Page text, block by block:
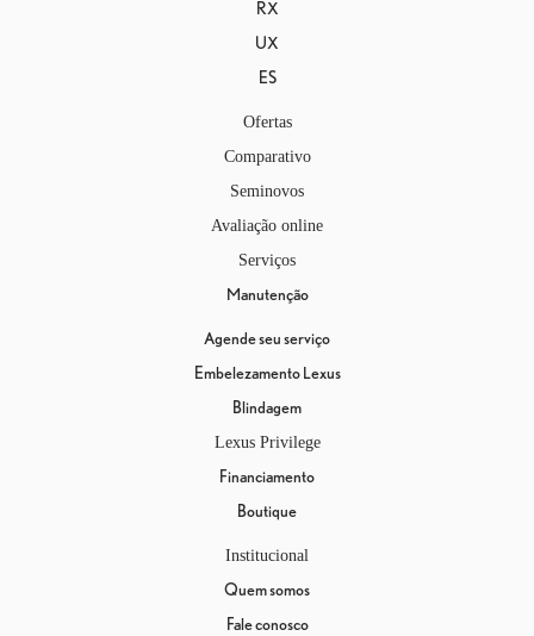
RX
UX
ES
Ofertas
Comparativo
Seminovos
Avaliação online
Serviços
Manutenção
Agende seu serviço
Embelezamento Lexus
Blindagem
Lexus Privilege
Financiamento
Boutique
Institucional
Quem somos
Fale conosco